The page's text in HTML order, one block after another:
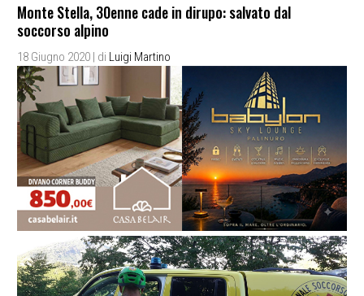
Monte Stella, 30enne cade in dirupo: salvato dal
soccorso alpino
18 Giugno 2020 | di Luigi Martino